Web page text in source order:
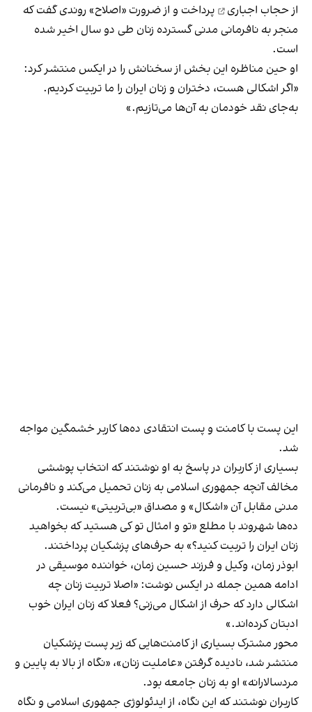
از حجاب اجباری
پرداخت و از ضرورت «اصلاح» روندی گفت که
منجر به نافرمانی مدنی گسترده زنان طی دو سال اخیر شده
است.
او حین مناظره این بخش از سخنانش را در ایکس منتشر کرد:
«اگر اشکالی هست، دختران و زنان ایران را ما تربیت کردیم.
به‌جای نقد خودمان به آن‌ها می‌تازیم.»
این پست با کامنت و پست انتقادی ده‌ها کاربر خشمگین مواجه
شد.
بسیاری از کاربران در پاسخ به او نوشتند که انتخاب پوششی
مخالف آنچه جمهوری اسلامی به زنان تحمیل می‌کند و نافرمانی
مدنی مقابل آن «اشکال» و مصداق «بی‌تربیتی» نیست.
ده‌ها شهروند با مطلع «تو و امثال تو کی هستید که بخواهید
زنان ایران را تربیت کنید؟» به حرف‌های پزشکیان پرداختند.
ابوذر زمان، وکیل و فرزند حسین زمان، خواننده موسیقی در
ادامه همین جمله در ایکس نوشت: «اصلا تربیت زنان چه
اشکالی دارد که حرف از اشکال می‌زنی؟ فعلا که زنان ایران خوب
ادبتان کرده‌اند.»
محور مشترک بسیاری از کامنت‌هایی که زیر پست پزشکیان
منتشر شد، نادیده گرفتن «عاملیت زنان»،‌ «نگاه از بالا به پایین و
مردسالارانه» او به زنان جامعه بود.
کاربران نوشتند که این نگاه، از ایدئولوژی جمهوری اسلامی و نگاه